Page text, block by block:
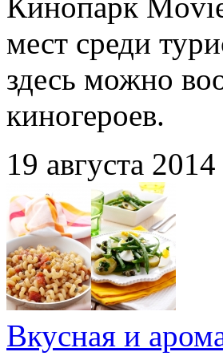
мест среди
здесь можно
киногероев.
19 августа 2014
Вкусная и